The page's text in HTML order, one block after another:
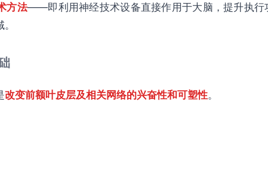
方法——即利用神经技术设备直接作用于大脑，提升执行
改变前额叶皮层及相关网络的兴奋性和可塑性。